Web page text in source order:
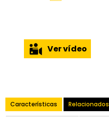
Ver vídeo
Características Relacionados